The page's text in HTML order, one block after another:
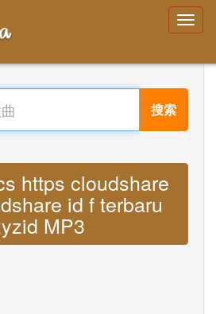
搜索
https cloudshare
id f terbaru
MP3